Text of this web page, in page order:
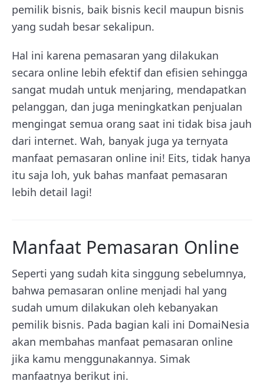
pemilik bisnis, baik bisnis kecil maupun bisnis
yang sudah besar sekalipun.
Hal ini karena pemasaran yang dilakukan
secara online lebih efektif dan efisien sehingga
sangat mudah untuk menjaring, mendapatkan
pelanggan, dan juga meningkatkan penjualan
mengingat semua orang saat ini tidak bisa jauh
dari internet. Wah, banyak juga ya ternyata
manfaat pemasaran online ini! Eits, tidak hanya
itu saja loh, yuk bahas manfaat pemasaran
lebih detail lagi!
Manfaat Pemasaran Online
Seperti yang sudah kita singgung sebelumnya,
bahwa pemasaran online menjadi hal yang
sudah umum dilakukan oleh kebanyakan
pemilik bisnis. Pada bagian kali ini DomaiNesia
akan membahas manfaat pemasaran online
jika kamu menggunakannya. Simak
manfaatnya berikut ini.